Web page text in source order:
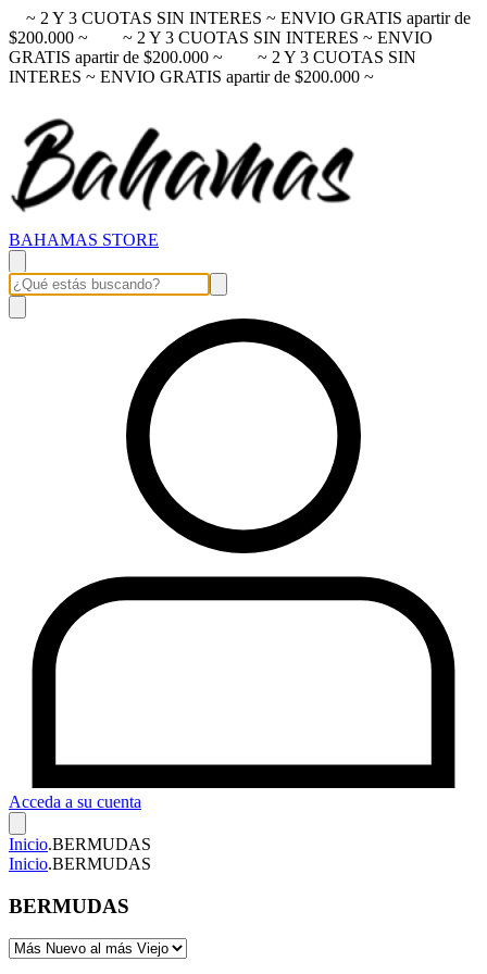
~ 2 Y 3 CUOTAS SIN INTERES ~ ENVIO GRATIS apartir de
$200.000 ~
~ 2 Y 3 CUOTAS SIN INTERES ~ ENVIO
GRATIS apartir de $200.000 ~
~ 2 Y 3 CUOTAS SIN
INTERES ~ ENVIO GRATIS apartir de $200.000 ~
BAHAMAS STORE
Acceda a su cuenta
Inicio.BERMUDAS
Inicio.BERMUDAS
BERMUDAS